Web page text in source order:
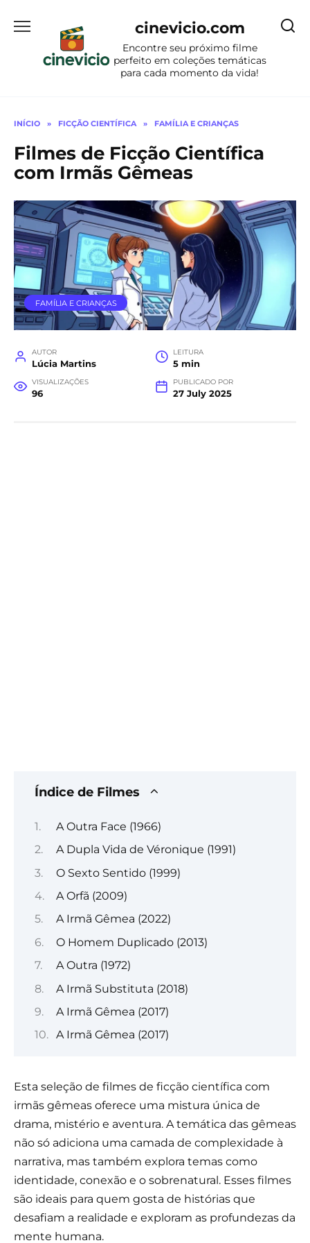
para
conteúdo
cinevicio.com
Encontre seu próximo filme
perfeito em coleções temáticas
para cada momento da vida!
INÍCIO » FICÇÃO CIENTÍFICA » FAMÍLIA E CRIANÇAS
Filmes de Ficção Científica
com Irmãs Gêmeas
FAMÍLIA E CRIANÇAS
AUTOR
Lúcia Martins
LEITURA
5 min
VISUALIZAÇÕES
96
PUBLICADO POR
27 July 2025
Índice de Filmes
A Outra Face (1966)
A Dupla Vida de Véronique (1991)
O Sexto Sentido (1999)
A Orfã (2009)
A Irmã Gêmea (2022)
O Homem Duplicado (2013)
A Outra (1972)
A Irmã Substituta (2018)
A Irmã Gêmea (2017)
A Irmã Gêmea (2017)
Esta seleção de filmes de ficção científica com
irmãs gêmeas oferece uma mistura única de
drama, mistério e aventura. A temática das gêmeas
não só adiciona uma camada de complexidade à
narrativa, mas também explora temas como
identidade, conexão e o sobrenatural. Esses filmes
são ideais para quem gosta de histórias que
desafiam a realidade e exploram as profundezas da
mente humana.